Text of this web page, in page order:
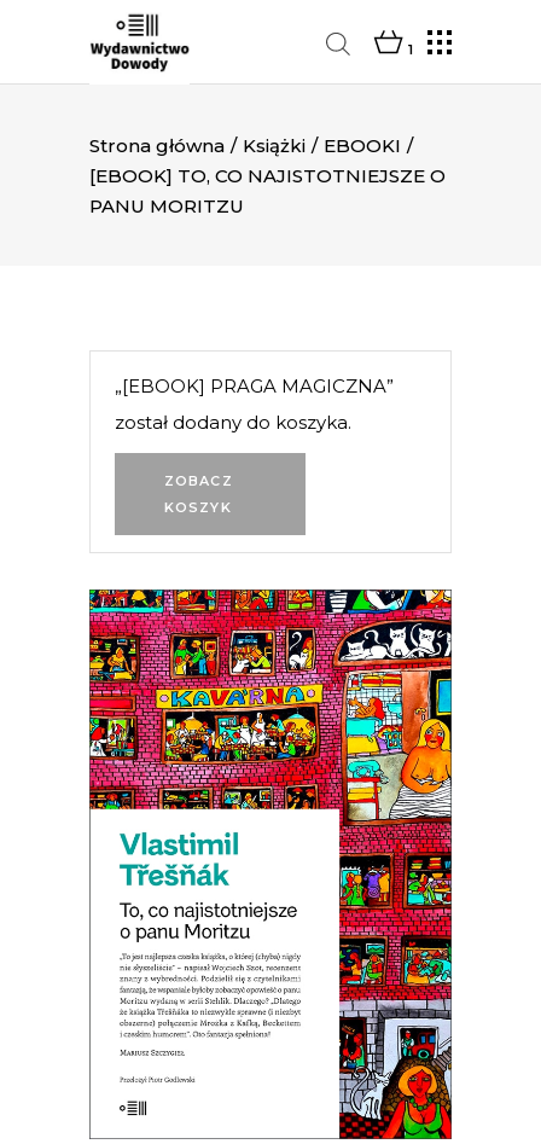
1
Strona główna / Książki / EBOOKI /
[EBOOK] TO, CO NAJISTOTNIEJSZE O
PANU MORITZU
ZOBACZ
KOSZYK
„[EBOOK] PRAGA MAGICZNA”
został dodany do koszyka.